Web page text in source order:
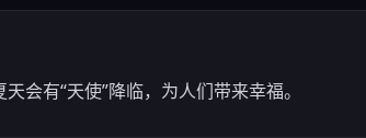
会有“天使”降临，为人们带来幸福。